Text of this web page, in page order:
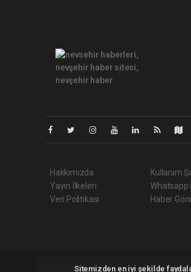
Sitemizden en iyi şekilde
Hakkımızda
Yayın İlkeleri
Veri Politikası
Kullanım
Whatsapp
Haber
Nehabernevsehir.com Tüm hakları